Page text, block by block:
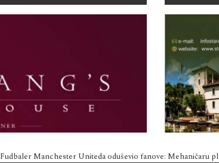
Fudbaler Manchester Uniteda oduševio fanove: Mehaničaru